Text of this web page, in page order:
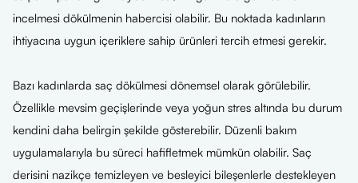
incelmesi dökülmenin habercisi olabilir. Bu noktada kadınların
ihtiyacına uygun içeriklere sahip ürünleri tercih etmesi gerekir.
Bazı kadınlarda saç dökülmesi dönemsel olarak görülebilir.
Özellikle mevsim geçişlerinde veya yoğun stres altında bu durum
kendini daha belirgin şekilde gösterebilir. Düzenli bakım
uygulamalarıyla bu süreci hafifletmek mümkün olabilir. Saç
derisini nazikçe temizleyen ve besleyici bileşenlerle destekleyen